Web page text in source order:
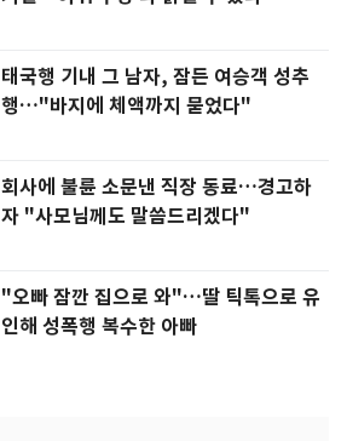
태국행 기내 그 남자, 잠든 여승객 성추
행…"바지에 체액까지 묻었다"
회사에 불륜 소문낸 직장 동료…경고하
자 "사모님께도 말씀드리겠다"
"오빠 잠깐 집으로 와"…딸 틱톡으로 유
인해 성폭행 복수한 아빠